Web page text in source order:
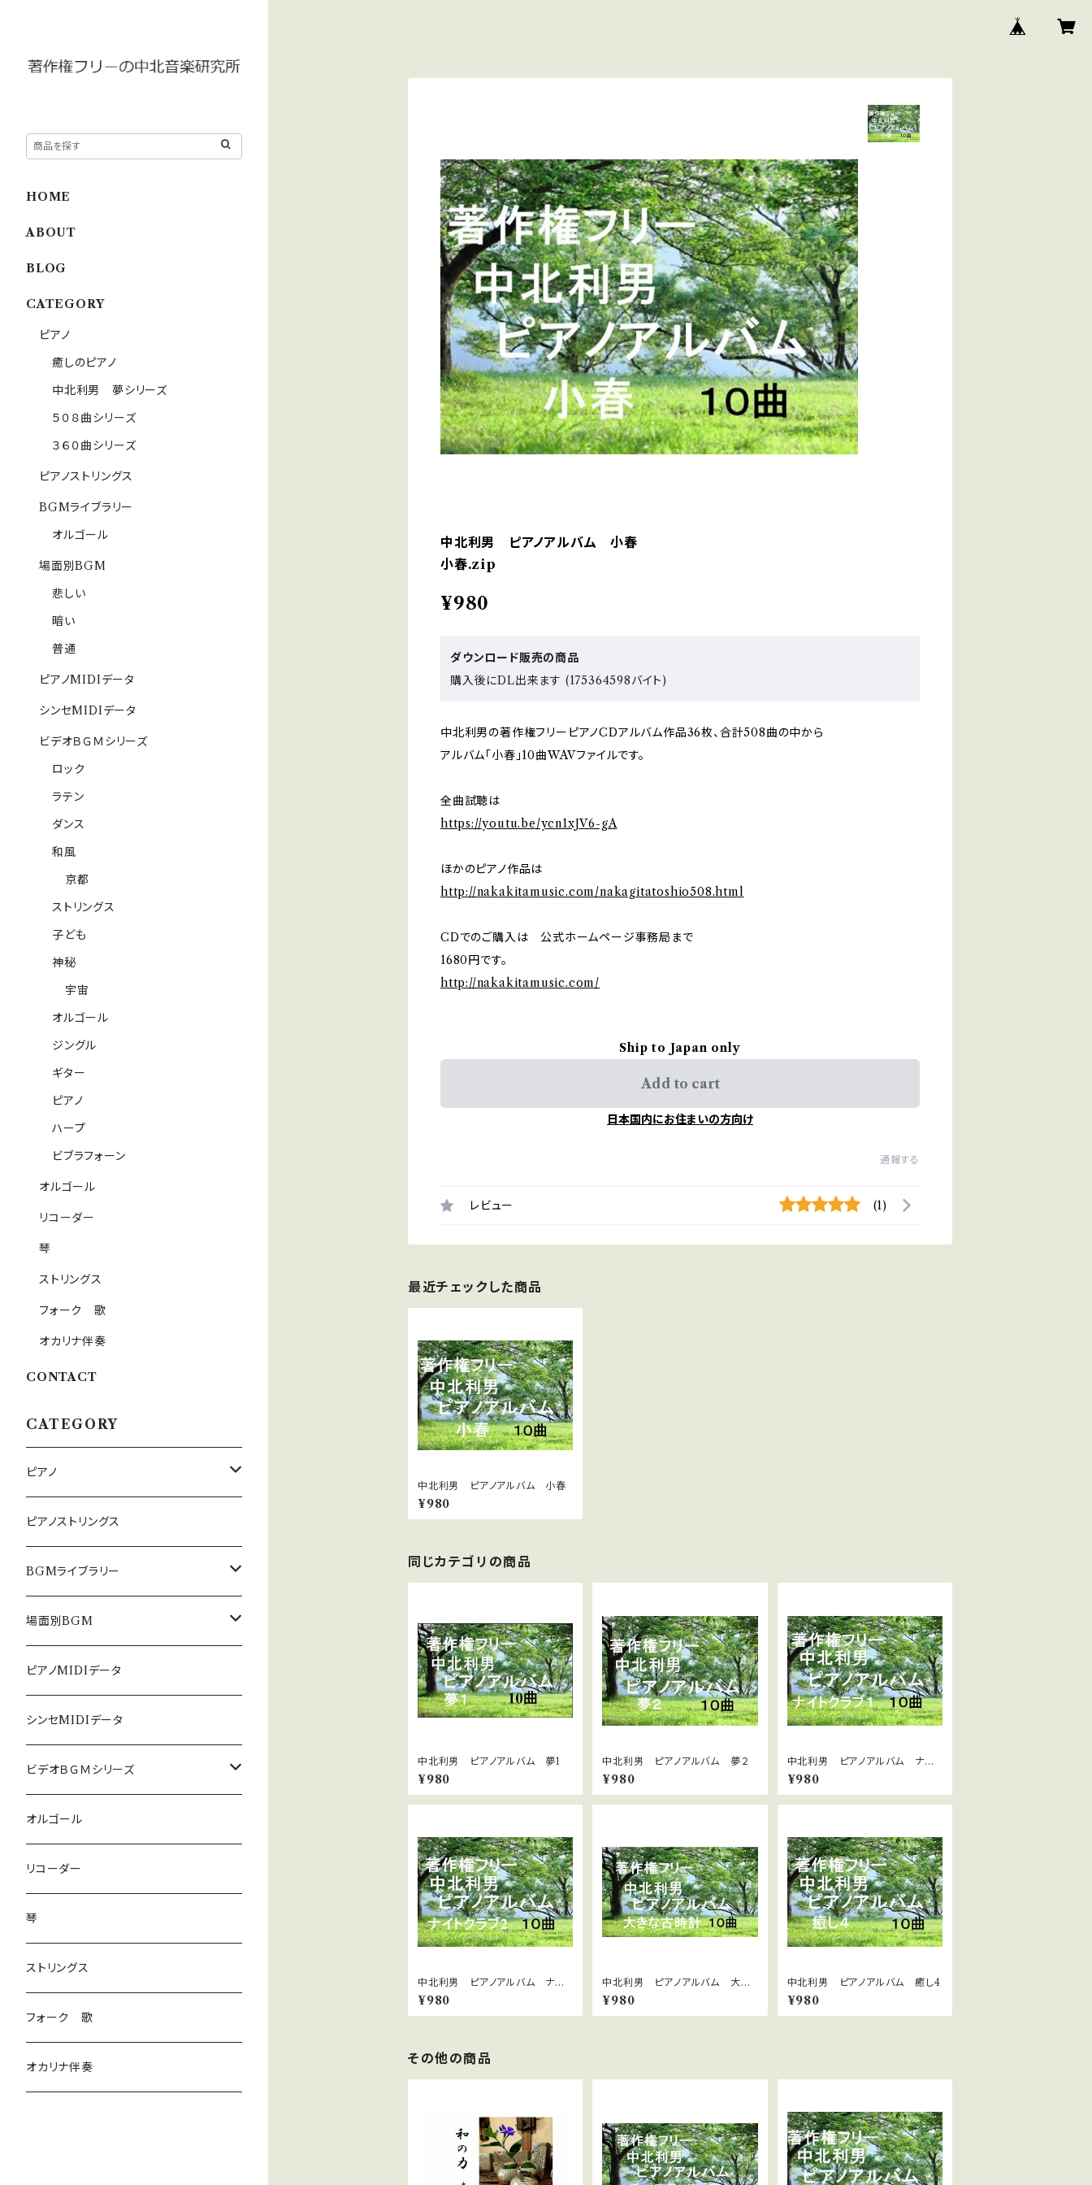
中北利男 ピアノアルバム 小春
小春.zip
¥980
ダウンロード販売の商品
購入後にDL出来ます (175364598バイト)
中北利男の著作権フリーピアノCDアルバム作品36枚、合計508曲の中から
アルバム「小春」10曲WAVファイルです。
全曲試聴は
https://youtu.be/ycn1xJV6-gA
ほかのピアノ作品は
http://nakakitamusic.com/nakagitatoshio508.html
CDでのご購入は 公式ホームページ事務局まで
1680円です。
http://nakakitamusic.com/
Ship to Japan only
Add to cart
日本国内にお住まいの方向け
通報する
レビュー (1)
最近チェックした商品
中北利男 ピアノアルバム 小春
¥980
同じカテゴリの商品
中北利男 ピアノアルバム 夢1
¥980
中北利男 ピアノアルバム 夢２
¥980
中北利男 ピアノアルバム ナイト
クラブ１
¥980
中北利男 ピアノアルバム ナイト
クラブ２
¥980
中北利男 ピアノアルバム 大き
な古時計
¥980
中北利男 ピアノアルバム 癒し4
¥980
その他の商品
HOME
ABOUT
BLOG
CATEGORY
ピアノ
癒しのピアノ
中北利男 夢シリーズ
５０８曲シリーズ
３６０曲シリーズ
ピアノストリングス
BGMライブラリー
オルゴール
場面別BGM
悲しい
暗い
普通
ピアノMIDIデータ
シンセMIDIデータ
ビデオＢＧＭシリーズ
ロック
ラテン
ダンス
和風
京都
ストリングス
子ども
神秘
宇宙
オルゴール
ジングル
ギター
ピアノ
ハープ
ビブラフォーン
オルゴール
リコーダー
琴
ストリングス
フォーク 歌
オカリナ伴奏
CONTACT
CATEGORY
ピアノ
癒しのピアノ
中北利男 夢シリーズ
５０８曲シリーズ
３６０曲シリーズ
ピアノストリングス
BGMライブラリー
オルゴール
場面別BGM
悲しい
暗い
普通
ピアノMIDIデータ
シンセMIDIデータ
ビデオＢＧＭシリーズ
ロック
ラテン
ダンス
和風
京都
ストリングス
子ども
オルゴール
リコーダー
琴
ストリングス
フォーク 歌
オカリナ伴奏